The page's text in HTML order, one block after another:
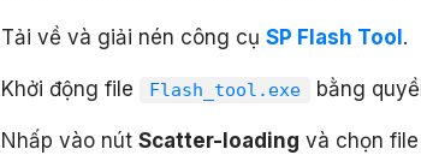
Tải về và giải nén công cụ SP Flash Tool.
Khởi động file Flash_tool.exe bằng
Nhấp vào nút Scatter-loading và chọn